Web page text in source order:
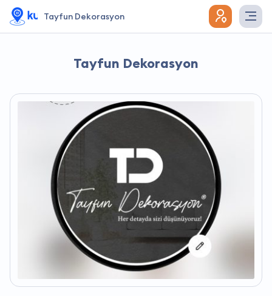
Tayfun Dekorasyon
Tayfun Dekorasyon